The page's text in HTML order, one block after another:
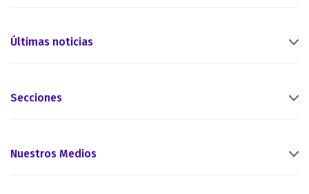
Últimas noticias
Secciones
Nuestros Medios